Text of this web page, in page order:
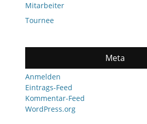
Mitarbeiter
Tournee
Meta
Anmelden
Eintrags-Feed
Kommentar-Feed
WordPress.org